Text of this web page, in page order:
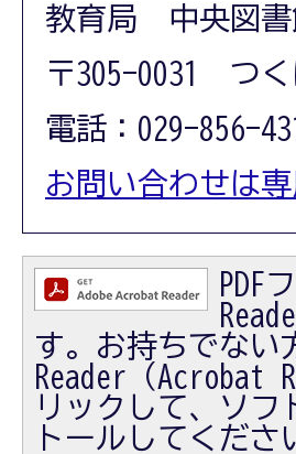
教育局 中央図書
〒305-0031 つく
電話：029-856-
お問い合わせは
PDF
す。お持ちでない
Reader（Acrobat
リックして、ソフ
トールしてくださ